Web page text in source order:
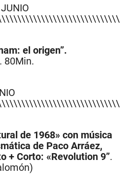
el origen”.
80Min.
de 1968» con música
de Paco Arráez,
+ Corto: «Revolution 9”.